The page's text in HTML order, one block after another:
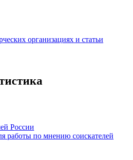
организациях и статьи
России
работы по мнению соискателей